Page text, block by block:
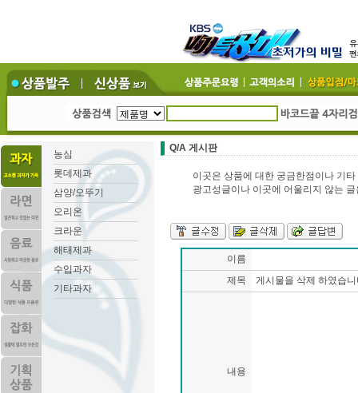
농심
롯데제과
삼양/오뚜기
오리온
크라운
해태제과
수입과자
기타과자
Q/A 게시판
이곳은 상품에 대한 궁금한점이나 기
광고성글이나 이곳에 어울리지 않는
이름
제목
게시물을 삭제 하였습
내용